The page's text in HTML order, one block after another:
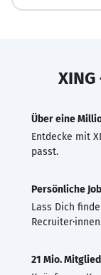
Über eine
Entdecke mit
passt.
Persönliche
Lass Dich
21 Mio.